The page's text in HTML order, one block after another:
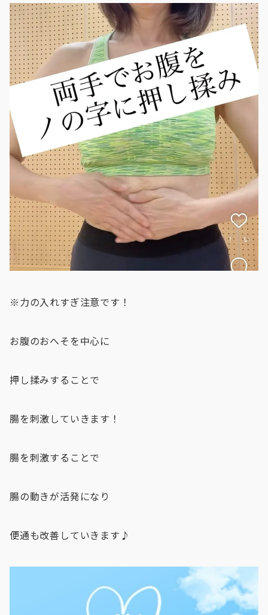
※力の入れすぎ注意です！
お腹のおへそを中心に
押し揉みすることで
腸を刺激していきます！
腸を刺激することで
腸の動きが活発になり
便通も改善していきます♪